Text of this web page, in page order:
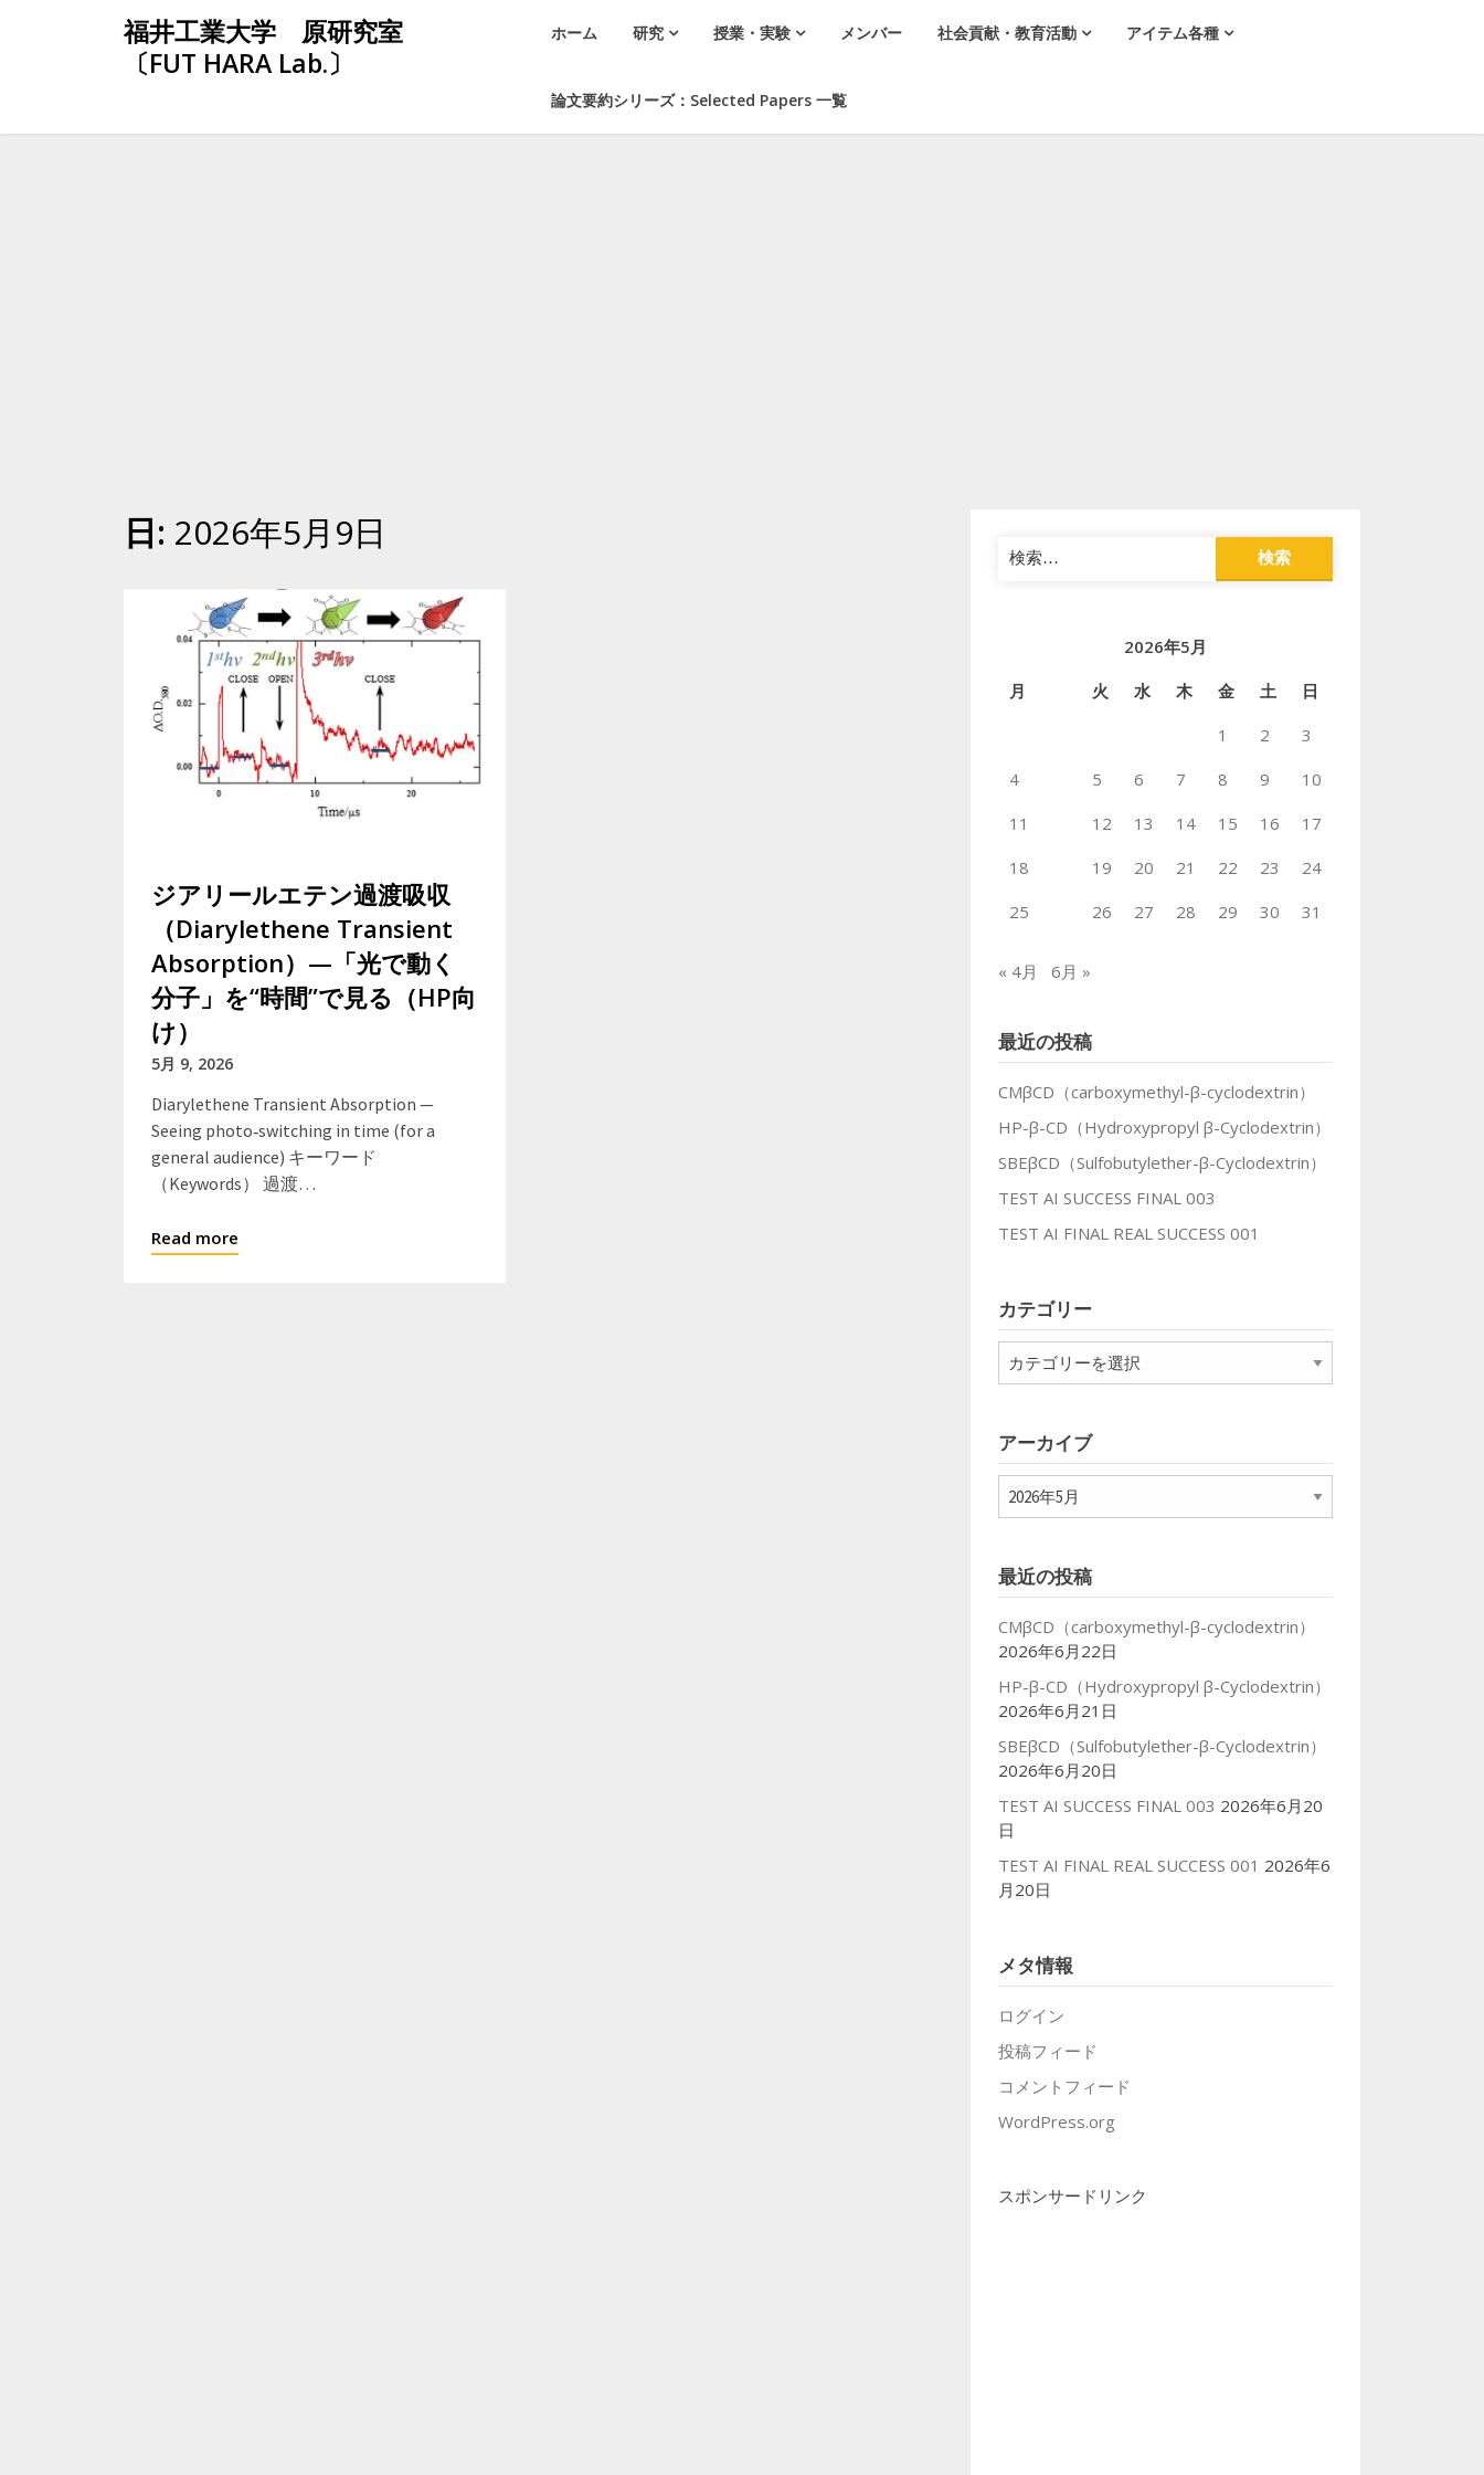
福井工業大学 原研究室
〔FUT HARA Lab.〕
ホーム 研究 授業・実験 メンバー 社会貢献・教育活動 アイテム各種
論文要約シリーズ：Selected Papers 一覧
日: 2026年5月9日
ジアリールエテン過渡吸収
（Diarylethene Transient
Absorption）—「光で動く
分子」を“時間”で見る（HP向
け）
5月 9, 2026
Diarylethene Transient Absorption —
Seeing photo‑switching in time (for a
general audience) キーワード
（Keywords） 過渡…
Read more
検
索:
2026年5月
月
火 水 木 金 土
日
1
2
3
4
5 6 7 8 9
10
11
12 13 14 15 16
17
18
19 20 21 22 23
24
25
26 27 28 29 30 31
« 4月 6月 »
最近の投稿
CMβCD（carboxymethyl-β-cyclodextrin）
HP-β-CD（Hydroxypropyl β-Cyclodextrin）
SBEβCD（Sulfobutylether-β-Cyclodextrin）
TEST AI SUCCESS FINAL 003
TEST AI FINAL REAL SUCCESS 001
カテゴリー
テ
ー
アーカイブ
ア
ブ
最近の投稿
CMβCD（carboxymethyl-β-cyclodextrin）
2026年6月22日
HP-β-CD（Hydroxypropyl β-Cyclodextrin）
2026年6月21日
SBEβCD（Sulfobutylether-β-Cyclodextrin）
2026年6月20日
TEST AI SUCCESS FINAL 003 2026年6月20
日
TEST AI FINAL REAL SUCCESS 001 2026年6
月20日
メタ情報
ログイン
投稿フィード
コメントフィード
WordPress.org
スポンサードリンク